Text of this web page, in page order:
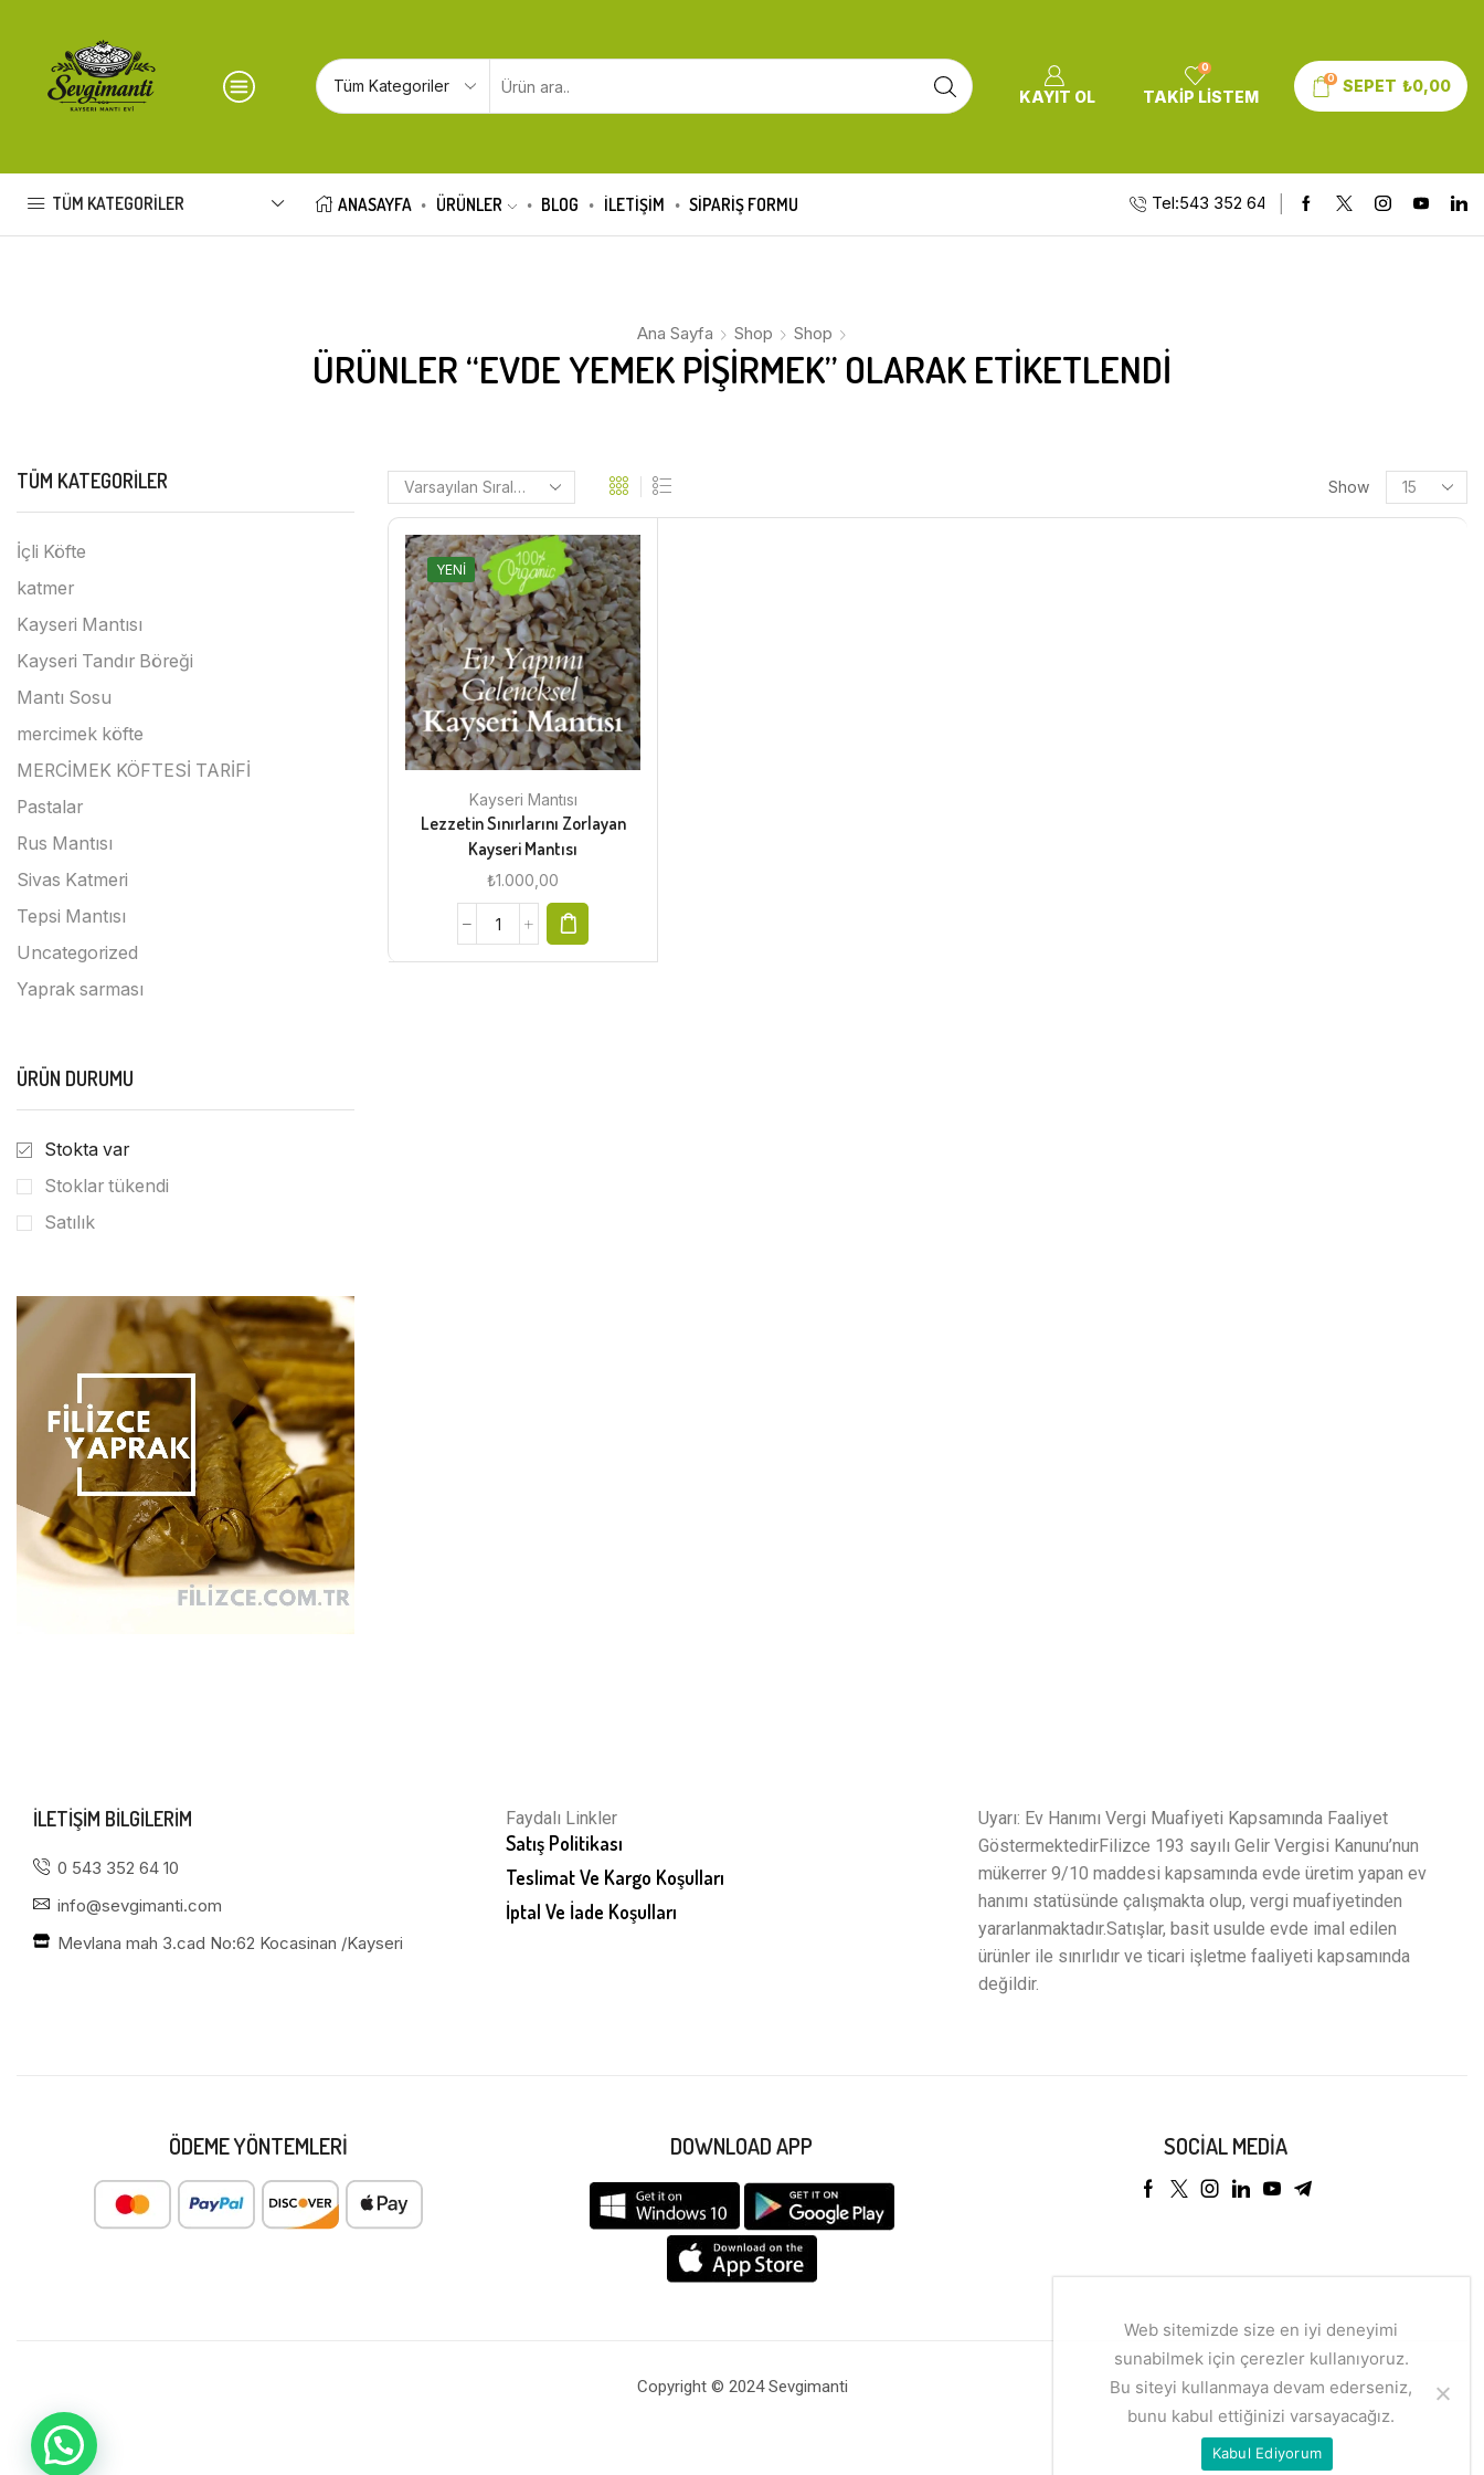
KAYIT OL
0
TAKIP LISTEM
0 SEPET ₺0,00
TÜM KATEGORILER ANASAYFA ÜRÜNLER BLOG İLETİŞİM SIPARIŞ FORMU Tel:543 352 64 10
Ana Sayfa Shop Shop
ÜRÜNLER “EVDE YEMEK PIŞIRMEK” OLARAK ETIKETLENDI
Show
YENI
Kayseri Mantısı
Lezzetin Sınırlarını Zorlayan
Kayseri Mantısı
₺1.000,00
TÜM KATEGORILER
İçli Köfte
katmer
Kayseri Mantısı
Kayseri Tandır Böreği
Mantı Sosu
mercimek köfte
MERCİMEK KÖFTESİ TARİFİ
Pastalar
Rus Mantısı
Sivas Katmeri
Tepsi Mantısı
Uncategorized
Yaprak sarması
ÜRÜN DURUMU
Stokta var
Stoklar tükendi
Satılık
ILETIŞIM BILGILERIM
0 543 352 64 10
info@sevgimanti.com
Mevlana mah 3.cad No:62 Kocasinan /Kayseri
Faydalı Linkler
Satış Politikası
Teslimat Ve Kargo Koşulları
İptal Ve İade Koşulları
Uyarı: Ev Hanımı Vergi Muafiyeti Kapsamında Faaliyet
GöstermektedirFilizce 193 sayılı Gelir Vergisi Kanunu’nun
mükerrer 9/10 maddesi kapsamında evde üretim yapan ev
hanımı statüsünde çalışmakta olup, vergi muafiyetinden
yararlanmaktadır.Satışlar, basit usulde evde imal edilen
ürünler ile sınırlıdır ve ticari işletme faaliyeti kapsamında
değildir.
ÖDEME YÖNTEMLERI DOWNLOAD APP SOCIAL MEDIA
Copyright © 2024 Sevgimanti
Web sitemizde size en iyi deneyimi
sunabilmek için çerezler kullanıyoruz.
Bu siteyi kullanmaya devam ederseniz,
bunu kabul ettiğinizi varsayacağız.
Kabul Ediyorum